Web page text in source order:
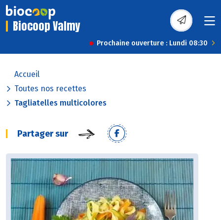
Biocoop Valmy
Prochaine ouverture : Lundi 08:30
Accueil
Toutes nos recettes
Tagliatelles multicolores
Partager sur